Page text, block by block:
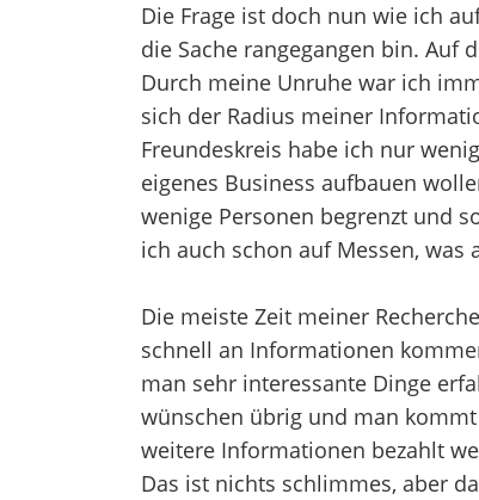
Die Frage ist doch nun wie ich
die Sache rangegangen bin. Auf
Durch meine Unruhe war ich
sich der Radius meiner
Freundeskreis habe ich nur
eigenes Business aufbauen
wenige Personen begrenzt und
ich auch schon auf Messen, was
Die meiste Zeit meiner
schnell an Informationen
man sehr interessante Dinge
wünschen übrig und man
weitere Informationen bezahlt
Das ist nichts schlimmes, aber